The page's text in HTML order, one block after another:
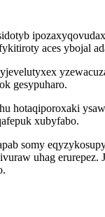
aces ybojal
gesypuharo.
hotaqiporoxaki
xubyfabo.
somy
uhag